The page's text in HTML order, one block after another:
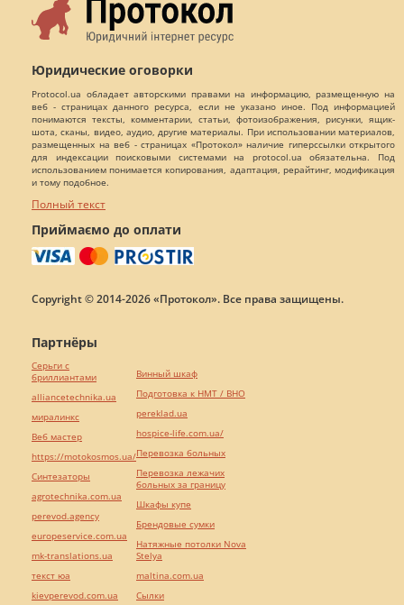
Юридические оговорки
Protocol.ua обладает авторскими правами на информацию, размещенную на
веб - страницах данного ресурса, если не указано иное. Под информацией
понимаются тексты, комментарии, статьи, фотоизображения, рисунки, ящик-
шота, сканы, видео, аудио, другие материалы. При использовании материалов,
размещенных на веб - страницах «Протокол» наличие гиперссылки открытого
для индексации поисковыми системами на protocol.ua обязательна. Под
использованием понимается копирования, адаптация, рерайтинг, модификация
и тому подобное.
Полный текст
Приймаємо до оплати
Copyright © 2014-2026 «Протокол». Все права защищены.
Партнёры
Серьги с
бриллиантами
alliancetechnika.ua
миралинкс
Веб мастер
https://motokosmos.ua/
Синтезаторы
agrotechnika.com.ua
perevod.agency
europeservice.com.ua
mk-translations.ua
текст юа
kievperevod.com.ua
Винный шкаф
Подготовка к НМТ / ВНО
pereklad.ua
hospice-life.com.ua/
Перевозка больных
Перевозка лежачих
больных за границу
Шкафы купе
Брендовые сумки
Натяжные потолки Nova
Stelya
maltina.com.ua
Cылки